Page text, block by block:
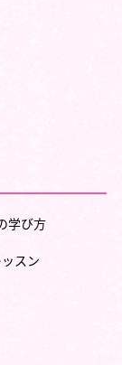
学び方
スン